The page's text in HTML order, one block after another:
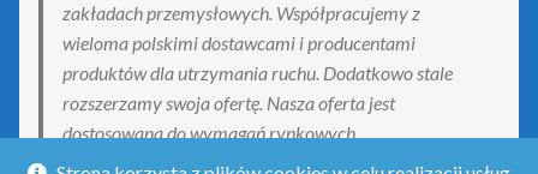
zakładach przemysłowych. Współpracujemy z
wieloma polskimi dostawcami i producentami
produktów dla utrzymania ruchu. Dodatkowo stale
rozszerzamy swoja ofertę. Nasza oferta jest
dostosowana do wymagań rynkowych.